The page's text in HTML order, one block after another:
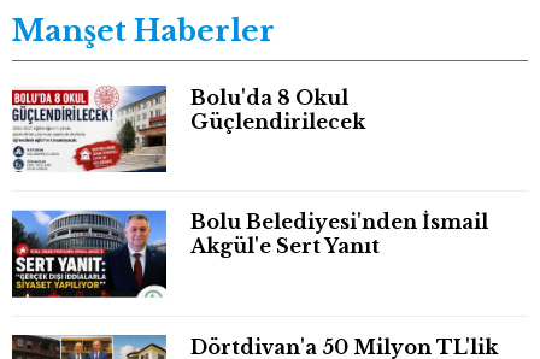
Manşet Haberler
Bolu'da 8 Okul
Güçlendirilecek
Bolu Belediyesi'nden İsmail
Akgül'e Sert Yanıt
Dörtdivan'a 50 Milyon TL'lik